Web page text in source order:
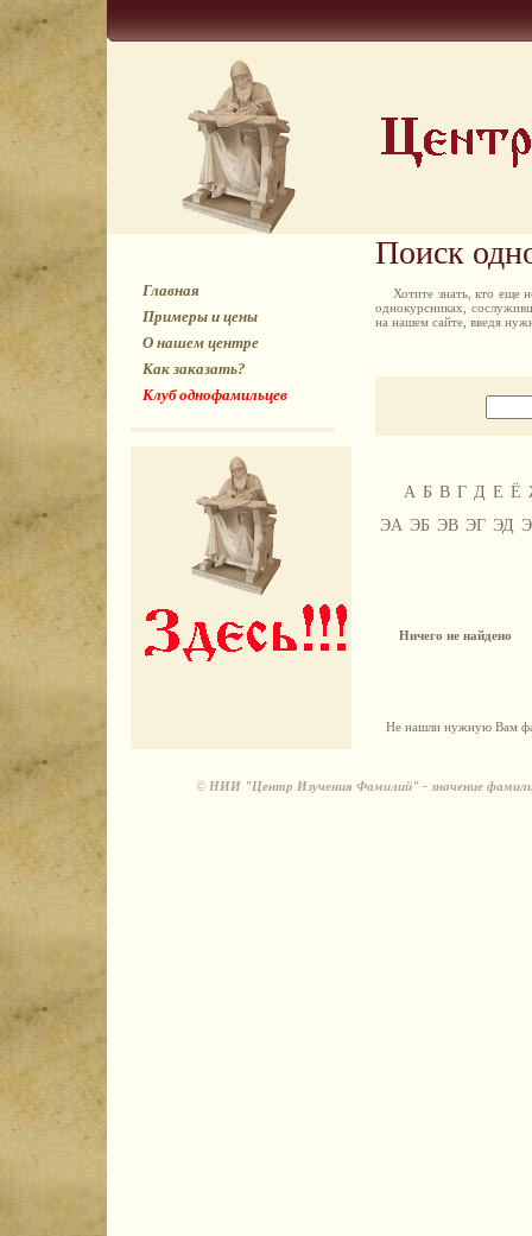
Главная
Примеры и цены
О нашем центре
Как заказать?
Клуб однофамильцев
Поиск
Хотите знать, кто еще
однокурсниках,
на нашем сайте, введя
А Б В Г Д Е Ё
ЭА ЭБ ЭВ ЭГ ЭД
Ничего не найдено
Не нашли нужную Вам
© НИИ "Центр Изучения Фамилий" - значение